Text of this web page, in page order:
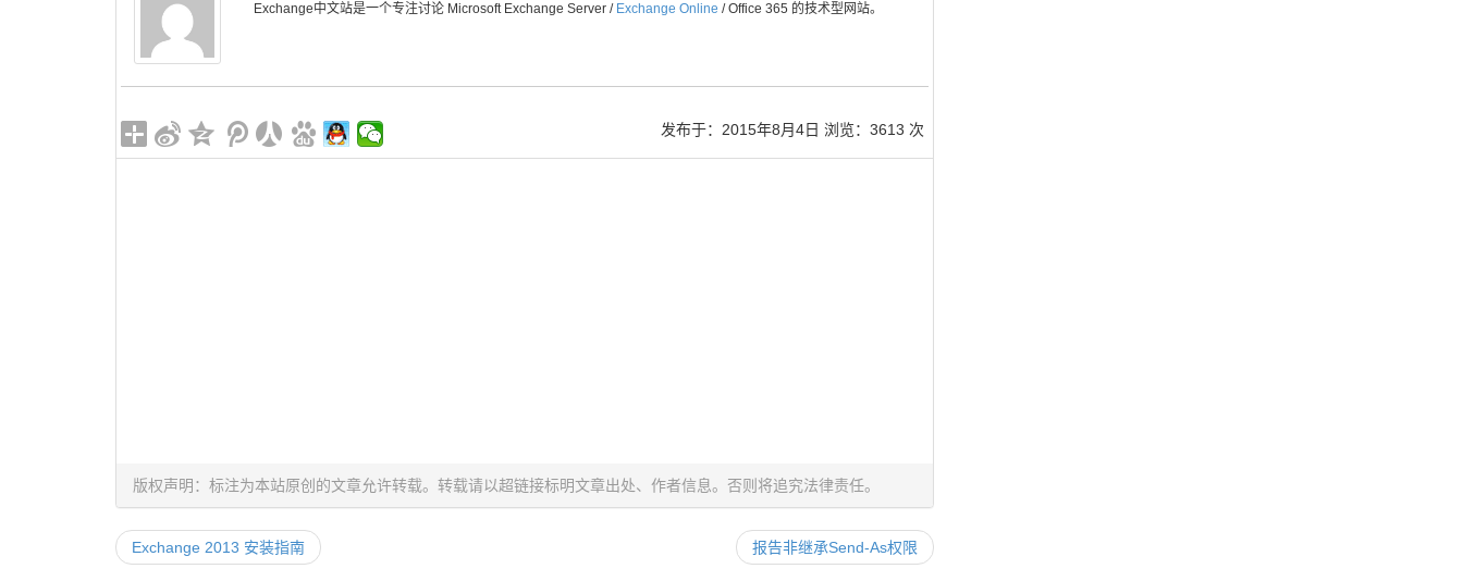
Exchange中文站是一个专注讨论 Microsoft Exchange Server / Exchange Online / Office 365 的技术型网站。
发布于： 2015年8月4日 浏览：3613 次
版权声明：标注为本站原创的文章允许转载。转载请以超链接标明文章出处、作者信息。否则将追究法律责任。
Exchange 2013 安装指南 报告非继承Send-As权限